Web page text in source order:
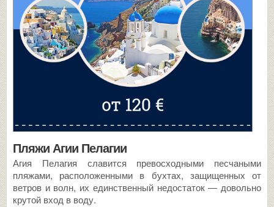
Пляжи Агии Пелагии
Агия Пелагия славится превосходными песчаными
пляжами, расположенными в бухтах, защищенных от
ветров и волн, их единственный недостаток — довольно
крутой вход в воду.